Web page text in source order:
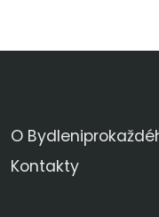
O
Kontakty